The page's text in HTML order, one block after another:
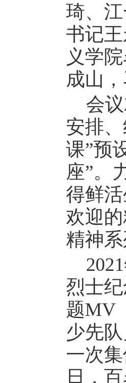
琦、
书记
义学
成山
会
安排
课”预
座”。
得鲜
欢迎
精神
烈士
题MV
少先
一次
日，